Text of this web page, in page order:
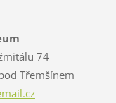
74
Třemšínem
z